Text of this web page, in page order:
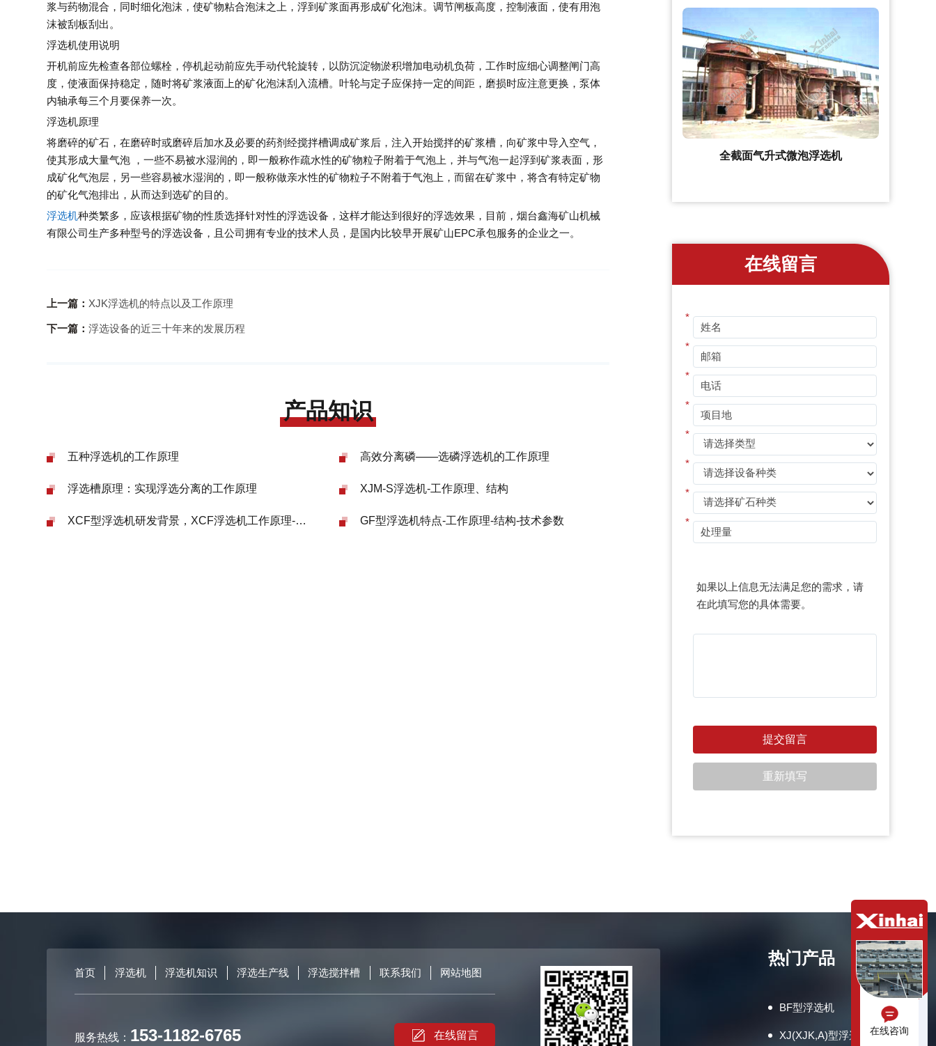
浆与药物混合，同时细化泡沫，使矿物粘合泡沫之上，浮到矿浆面再形成矿化泡沫。调节闸板高度，控制液面，使有用泡
沫被刮板刮出。
浮选机使用说明
开机前应先检查各部位螺栓，停机起动前应先手动代轮旋转，以防沉淀物淤积增加电动机负荷，工作时应细心调整闸门高
度，使液面保持稳定，随时将矿浆液面上的矿化泡沫刮入流槽。叶轮与定子应保持一定的间距，磨损时应注意更换，泵体
内轴承每三个月要保养一次。
浮选机原理
将磨碎的矿石，在磨碎时或磨碎后加水及必要的药剂经搅拌槽调成矿浆后，注入开始搅拌的矿浆槽，向矿浆中导入空气，
使其形成大量气泡 ，一些不易被水湿润的，即一般称作疏水性的矿物粒子附着于气泡上，并与气泡一起浮到矿浆表面，形
成矿化气泡层，另一些容易被水湿润的，即一般称做亲水性的矿物粒子不附着于气泡上，而留在矿浆中，将含有特定矿物
的矿化气泡排出，从而达到选矿的目的。
浮选机种类繁多，应该根据矿物的性质选择针对性的浮选设备，这样才能达到很好的浮选效果，目前，烟台鑫海矿山机械
有限公司生产多种型号的浮选设备，且公司拥有专业的技术人员，是国内比较早开展矿山EPC承包服务的企业之一。
上一篇： XJK浮选机的特点以及工作原理
下一篇：浮选设备的近三十年来的发展历程
产品知识
五种浮选机的工作原理 高效分离磷——选磷浮选机的工作原理
浮选槽原理：实现浮选分离的工作原理 XJM-S浮选机-工作原理、结构
XCF型浮选机研发背景，XCF浮选机工作原理-结构-参数 GF型浮选机特点-工作原理-结构-技术参数
全截面气升式微泡浮选机
在线留言
*
*
*
*
*
*
*
*
如果以上信息无法满足您的需求，请
在此填写您的具体需要。
首页 浮选机 浮选机知识 浮选生产线 浮选搅拌槽 联系我们 网站地图
服务热线： 153-1182-6765 在线留言
热门产品
BF型浮选机
XJ(XJK,A)型浮选机 在线咨询